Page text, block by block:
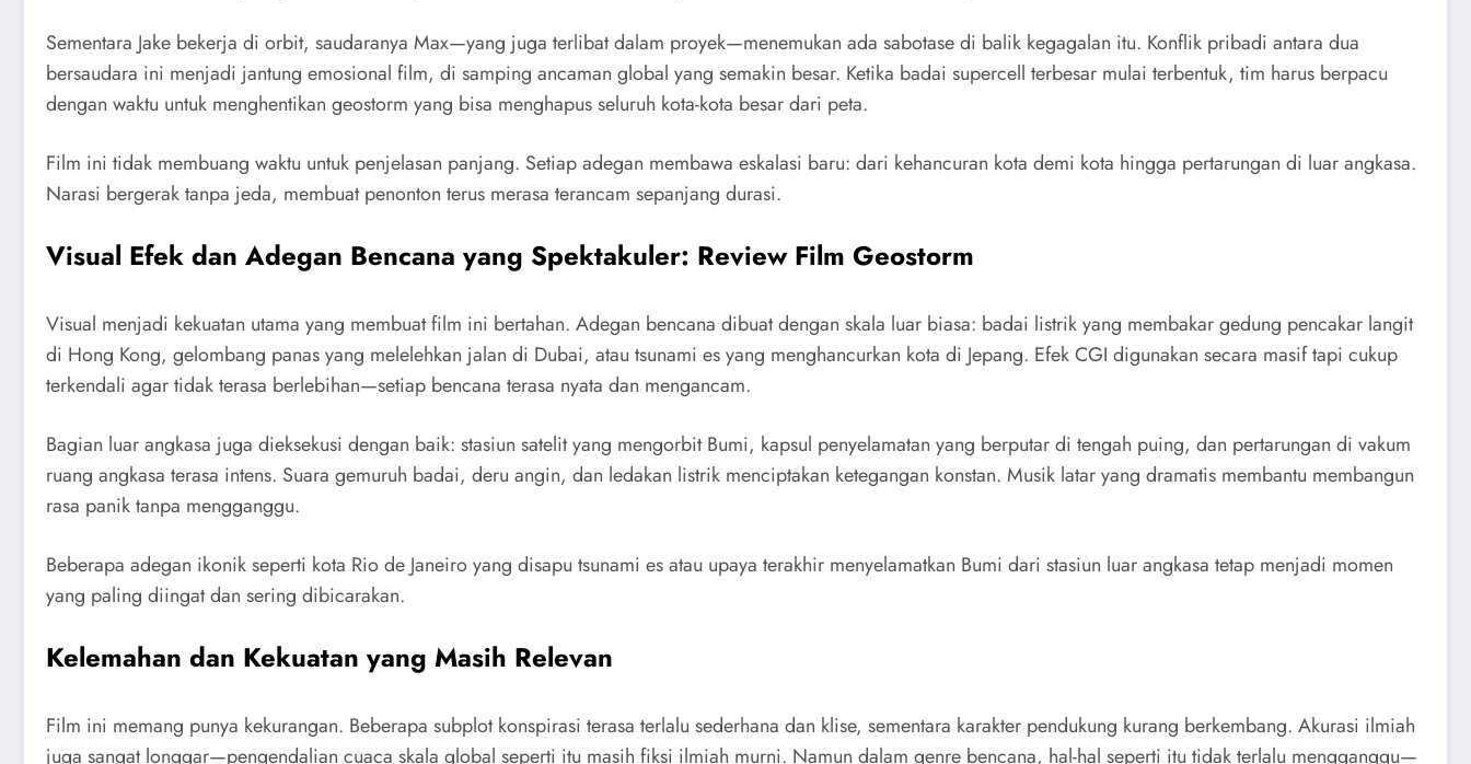
Sementara Jake bekerja di orbit, saudaranya Max—yang juga terlibat dalam proyek—menemukan ada sabotase di balik kegagalan itu. Konflik pribadi antara dua
bersaudara ini menjadi jantung emosional film, di samping ancaman global yang semakin besar. Ketika badai supercell terbesar mulai terbentuk, tim harus berpacu
dengan waktu untuk menghentikan geostorm yang bisa menghapus seluruh kota-kota besar dari peta.
Film ini tidak membuang waktu untuk penjelasan panjang. Setiap adegan membawa eskalasi baru: dari kehancuran kota demi kota hingga pertarungan di luar angkasa.
Narasi bergerak tanpa jeda, membuat penonton terus merasa terancam sepanjang durasi.
Visual Efek dan Adegan Bencana yang Spektakuler: Review Film Geostorm
Visual menjadi kekuatan utama yang membuat film ini bertahan. Adegan bencana dibuat dengan skala luar biasa: badai listrik yang membakar gedung pencakar langit
di Hong Kong, gelombang panas yang melelehkan jalan di Dubai, atau tsunami es yang menghancurkan kota di Jepang. Efek CGI digunakan secara masif tapi cukup
terkendali agar tidak terasa berlebihan—setiap bencana terasa nyata dan mengancam.
Bagian luar angkasa juga dieksekusi dengan baik: stasiun satelit yang mengorbit Bumi, kapsul penyelamatan yang berputar di tengah puing, dan pertarungan di vakum
ruang angkasa terasa intens. Suara gemuruh badai, deru angin, dan ledakan listrik menciptakan ketegangan konstan. Musik latar yang dramatis membantu membangun
rasa panik tanpa mengganggu.
Beberapa adegan ikonik seperti kota Rio de Janeiro yang disapu tsunami es atau upaya terakhir menyelamatkan Bumi dari stasiun luar angkasa tetap menjadi momen
yang paling diingat dan sering dibicarakan.
Kelemahan dan Kekuatan yang Masih Relevan
Film ini memang punya kekurangan. Beberapa subplot konspirasi terasa terlalu sederhana dan klise, sementara karakter pendukung kurang berkembang. Akurasi ilmiah
juga sangat longgar—pengendalian cuaca skala global seperti itu masih fiksi ilmiah murni. Namun dalam genre bencana, hal-hal seperti itu tidak terlalu mengganggu—